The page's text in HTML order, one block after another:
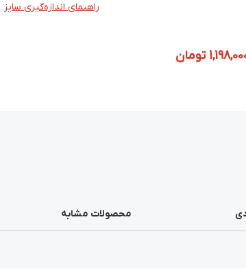
راهنمای اندازه‌گیری سایز
تومان
محصولات مشابه